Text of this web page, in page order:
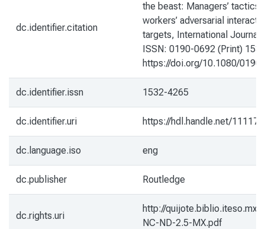
dc.identifier.citation
the beast: Managers’ tactics
workers’ adversarial
targets, International Journal
ISSN: 0190-0692 (Print)
https://doi.org/10.1080/
dc.identifier.issn 1532-4265
dc.identifier.uri https://hdl.handle.net/11117/
dc.language.iso eng
dc.publisher Routledge
dc.rights.uri
http://quijote.biblio.iteso.mx/
NC-ND-2.5-MX.pdf